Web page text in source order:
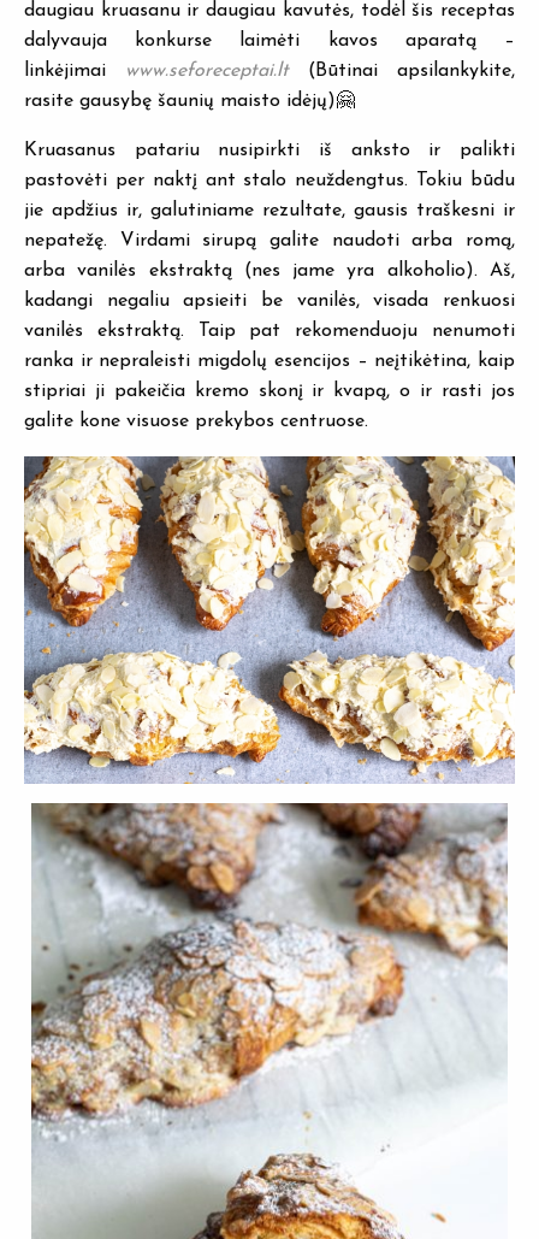
daugiau kruasanu ir daugiau kavutės, todėl šis receptas
dalyvauja konkurse laimėti kavos aparatą –
linkėjimai
www.seforeceptai.lt (Būtinai apsilankykite,
rasite gausybę šaunių maisto idėjų)🤗
Kruasanus patariu nusipirkti iš anksto ir palikti
pastovėti per naktį ant stalo neuždengtus. Tokiu būdu
jie apdžius ir, galutiniame rezultate, gausis traškesni ir
nepatežę. Virdami sirupą galite naudoti arba romą,
arba vanilės ekstraktą (nes jame yra alkoholio). Aš,
kadangi negaliu apsieiti be vanilės, visada renkuosi
vanilės ekstraktą. Taip pat rekomenduoju nenumoti
ranka ir nepraleisti migdolų esencijos – neįtikėtina, kaip
stipriai ji pakeičia kremo skonį ir kvapą, o ir rasti jos
galite kone visuose prekybos centruose.